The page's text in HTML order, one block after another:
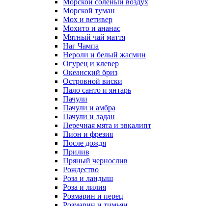
Морской соленый воздух
Морской туман
Мох и ветивер
Мохито и ананас
Мятный чай маття
Наг Чампа
Нероли и белый жасмин
Огурец и клевер
Океанский бриз
Островной виски
Пало санто и янтарь
Пачули
Пачули и амбра
Пачули и ладан
Перечная мята и эвкалипт
Пион и фрезия
После дождя
Прилив
Пряный чернослив
Рождество
Роза и ландыш
Роза и лилия
Розмарин и перец